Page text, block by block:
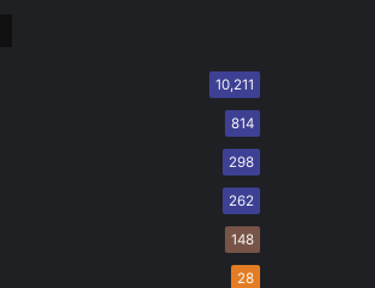
10,211
814
298
262
148
28